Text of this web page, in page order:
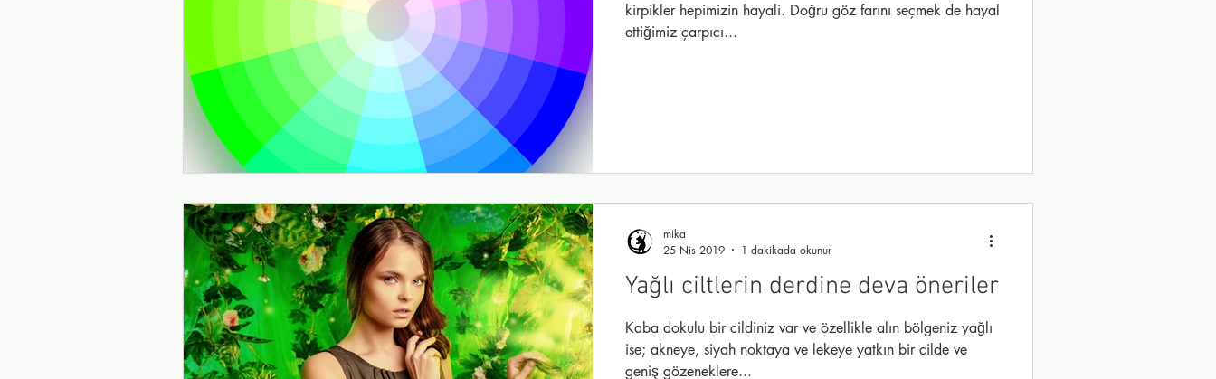
kirpikler hepimizin hayali. Doğru göz farını seçmek de hayal
ettiğimiz çarpıcı...
Yağlı ciltlerin derdine deva öneriler
Kaba dokulu bir cildiniz var ve özellikle alın bölgeniz yağlı
ise; akneye, siyah noktaya ve lekeye yatkın bir cilde ve
geniş gözeneklere...
mika
25 Nis 2019
1 dakikada okunur